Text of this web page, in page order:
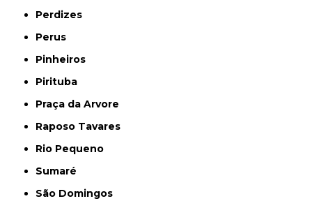
Perdizes
Perus
Pinheiros
Pirituba
Praça da Arvore
Raposo Tavares
Rio Pequeno
Sumaré
São Domingos